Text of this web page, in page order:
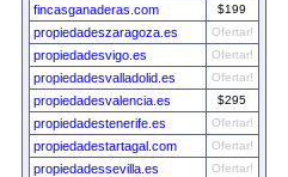
fincasganaderas.com $199
propiedadeszaragoza.es Ofertar!
propiedadesvigo.es Ofertar!
propiedadesvalladolid.es Ofertar!
propiedadesvalencia.es $295
propiedadestenerife.es Ofertar!
propiedadestartagal.com Ofertar!
propiedadessevilla.es Ofertar!